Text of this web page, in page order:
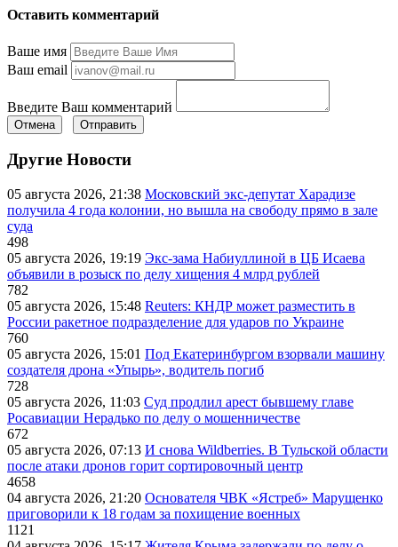
Оставить комментарий
Ваше имя
Ваш email
Введите Ваш комментарий
Отмена Отправить
Другие Новости
05 августа 2026, 21:38 Московский экс-депутат Харадизе
получила 4 года колонии, но вышла на свободу прямо в зале
суда
498
05 августа 2026, 19:19 Экс-зама Набиуллиной в ЦБ Исаева
объявили в розыск по делу хищения 4 млрд рублей
782
05 августа 2026, 15:48 Reuters: КНДР может разместить в
России ракетное подразделение для ударов по Украине
760
05 августа 2026, 15:01 Под Екатеринбургом взорвали машину
создателя дрона «Упырь», водитель погиб
728
05 августа 2026, 11:03 Суд продлил арест бывшему главе
Росавиации Нерадько по делу о мошенничестве
672
05 августа 2026, 07:13 И снова Wildberries. В Тульской области
после атаки дронов горит сортировочный центр
4658
04 августа 2026, 21:20 Основателя ЧВК «Ястреб» Марущенко
приговорили к 18 годам за похищение военных
1121